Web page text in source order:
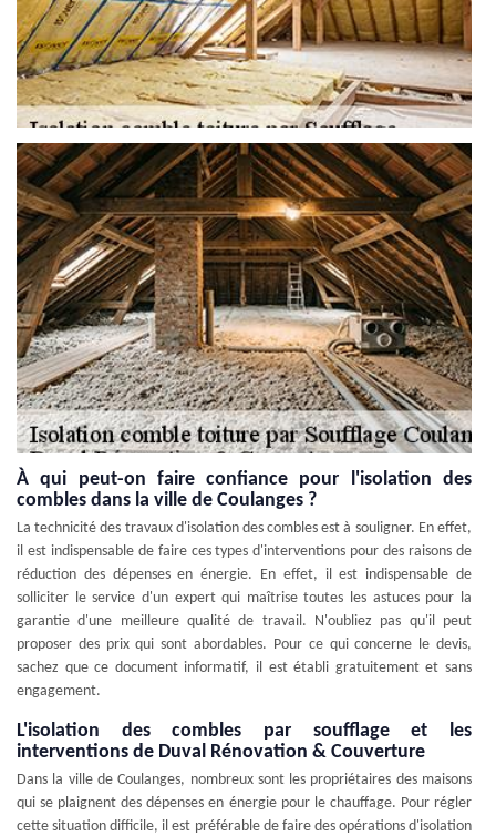
À qui peut-on faire confiance pour l'isolation des
combles dans la ville de Coulanges ?
La technicité des travaux d'isolation des combles est à souligner. En effet,
il est indispensable de faire ces types d'interventions pour des raisons de
réduction des dépenses en énergie. En effet, il est indispensable de
solliciter le service d'un expert qui maîtrise toutes les astuces pour la
garantie d'une meilleure qualité de travail. N'oubliez pas qu'il peut
proposer des prix qui sont abordables. Pour ce qui concerne le devis,
sachez que ce document informatif, il est établi gratuitement et sans
engagement.
L'isolation des combles par soufflage et les
interventions de Duval Rénovation & Couverture
Dans la ville de Coulanges, nombreux sont les propriétaires des maisons
qui se plaignent des dépenses en énergie pour le chauffage. Pour régler
cette situation difficile, il est préférable de faire des opérations d'isolation